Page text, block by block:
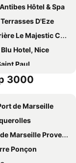
Hôtel & Spa
D'Eze
Le Majestic Cannes
Hotel, Nice
Paul
Rivoli
& Spa la Villa Cap Ferrat
Cannes Croisette
- Vacances Bleues
3000
de Marseille
Marseille Provence
Ponçon